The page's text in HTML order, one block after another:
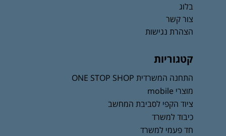
בלוג
צור קשר
הצהרת נגישות
קטגוריות
התחנה המשרדית ONE STOP SHOP
מוצרי mobile
ציוד הקפי לסביבת המחשב
כיבוד למשרד
חד פעמי למשרד